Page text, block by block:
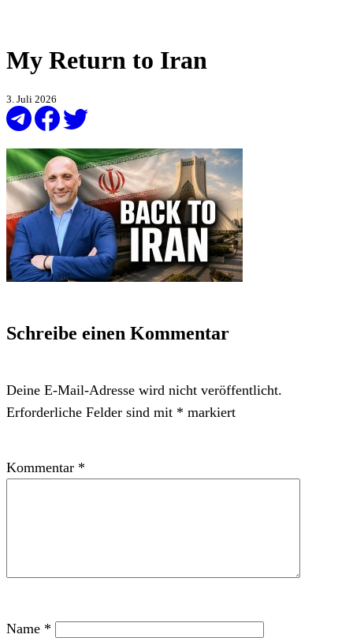
My Return to Iran
3. Juli 2026
Schreibe einen Kommentar
Deine E-Mail-Adresse wird nicht veröffentlicht.
Erforderliche Felder sind mit * markiert
Kommentar *
Name *